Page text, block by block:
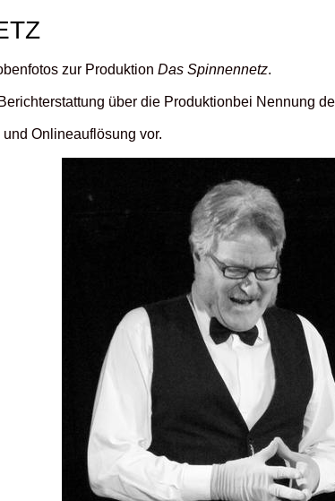
zur Produktion Das Spinnennetz.
über die Produktionbei Nennung
Onlineauflösung vor.